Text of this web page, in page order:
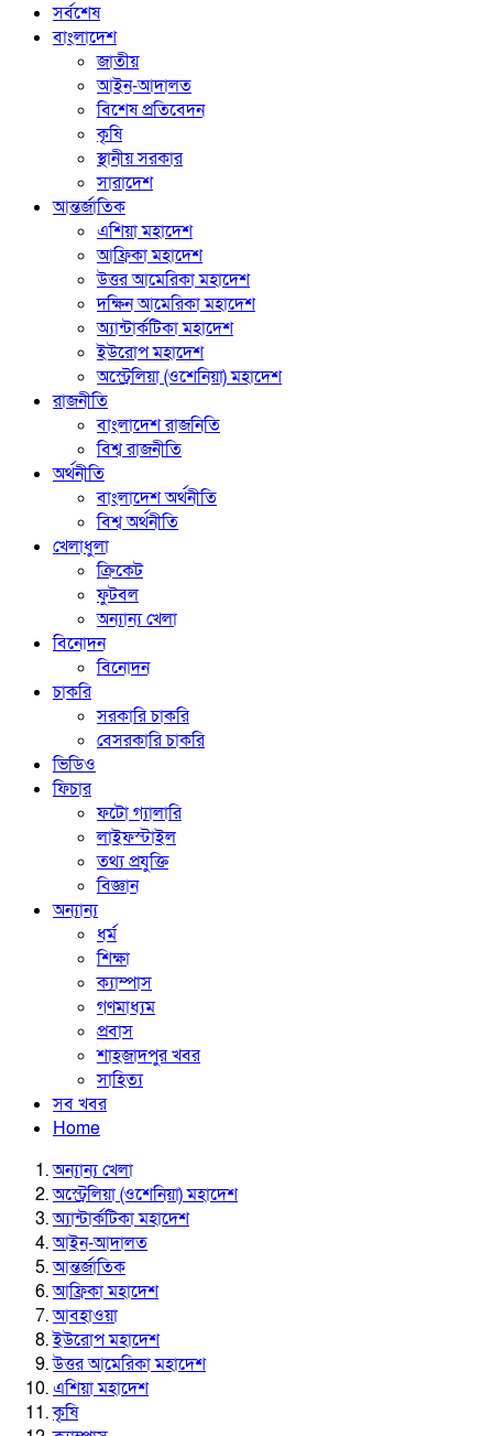
সর্বশেষ
বাংলাদেশ
জাতীয়
আইন-আদালত
বিশেষ প্রতিবেদন
কৃষি
স্থানীয় সরকার
সারাদেশ
আন্তর্জাতিক
এশিয়া মহাদেশ
আফ্রিকা মহাদেশ
উত্তর আমেরিকা মহাদেশ
দক্ষিন আমেরিকা মহাদেশ
অ্যান্টার্কটিকা মহাদেশ
ইউরোপ মহাদেশ
অস্ট্রেলিয়া (ওশেনিয়া) মহাদেশ
রাজনীতি
বাংলাদেশ রাজনিতি
বিশ্ব রাজনীতি
অর্থনীতি
বাংলাদেশ অর্থনীতি
বিশ্ব অর্থনীতি
খেলাধুলা
ক্রিকেট
ফুটবল
অন্যান্য খেলা
বিনোদন
বিনোদন
চাকরি
সরকারি চাকরি
বেসরকারি চাকরি
ভিডিও
ফিচার
ফটো গ্যালারি
লাইফস্টাইল
তথ্য প্রযুক্তি
বিজ্ঞান
অন্যান্য
ধর্ম
শিক্ষা
ক্যাম্পাস
গণমাধ্যম
প্রবাস
শাহজাদপুর খবর
সাহিত্য
সব খবর
Home
অন্যান্য খেলা
অস্ট্রেলিয়া (ওশেনিয়া) মহাদেশ
অ্যান্টার্কটিকা মহাদেশ
আইন-আদালত
আন্তর্জাতিক
আফ্রিকা মহাদেশ
আবহাওয়া
ইউরোপ মহাদেশ
উত্তর আমেরিকা মহাদেশ
এশিয়া মহাদেশ
কৃষি